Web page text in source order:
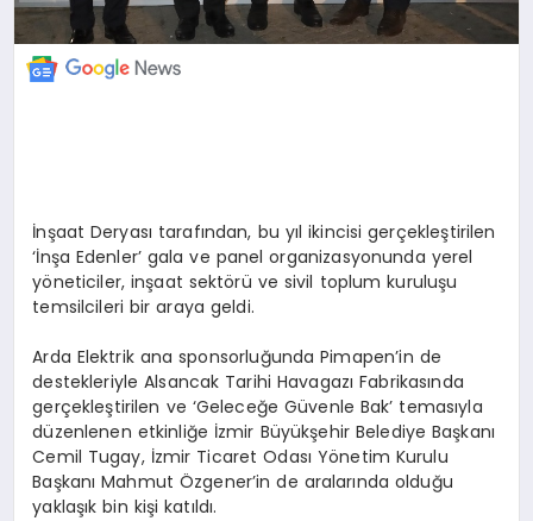
İnşaat Deryası tarafından, bu yıl ikincisi gerçekleştirilen
‘İnşa Edenler’ gala ve panel organizasyonunda yerel
yöneticiler, inşaat sektörü ve sivil toplum kuruluşu
temsilcileri bir araya geldi.
Arda Elektrik ana sponsorluğunda Pimapen’in de
destekleriyle Alsancak Tarihi Havagazı Fabrikasında
gerçekleştirilen ve ‘Geleceğe Güvenle Bak’ temasıyla
düzenlenen etkinliğe İzmir Büyükşehir Belediye Başkanı
Cemil Tugay, İzmir Ticaret Odası Yönetim Kurulu
Başkanı Mahmut Özgener’in de aralarında olduğu
yaklaşık bin kişi katıldı.